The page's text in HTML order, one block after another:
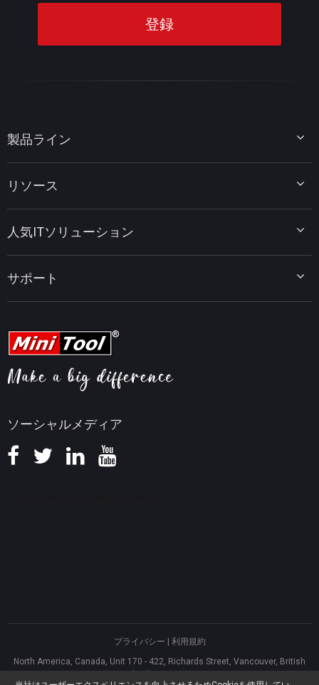
ソーシャルメディア
製品ライン
MiniTool Power Data Recovery
MiniTool PDF Editor
MiniTool MovieMaker
MiniTool uTube Downloader
リソース
データ復元ヒント
PDF編集ヒント
動画編集ヒント
ビデオ変換ヒント
画面録画ヒント
知識ベース
人気ITソリューション
MiniTool ニュースセンター
サポート
ヘルプ
プライバシー | 利用規約
North America, Canada, Unit 170 - 422, Richards Street, Vancouver, British
Columbia, V6B 2Z4